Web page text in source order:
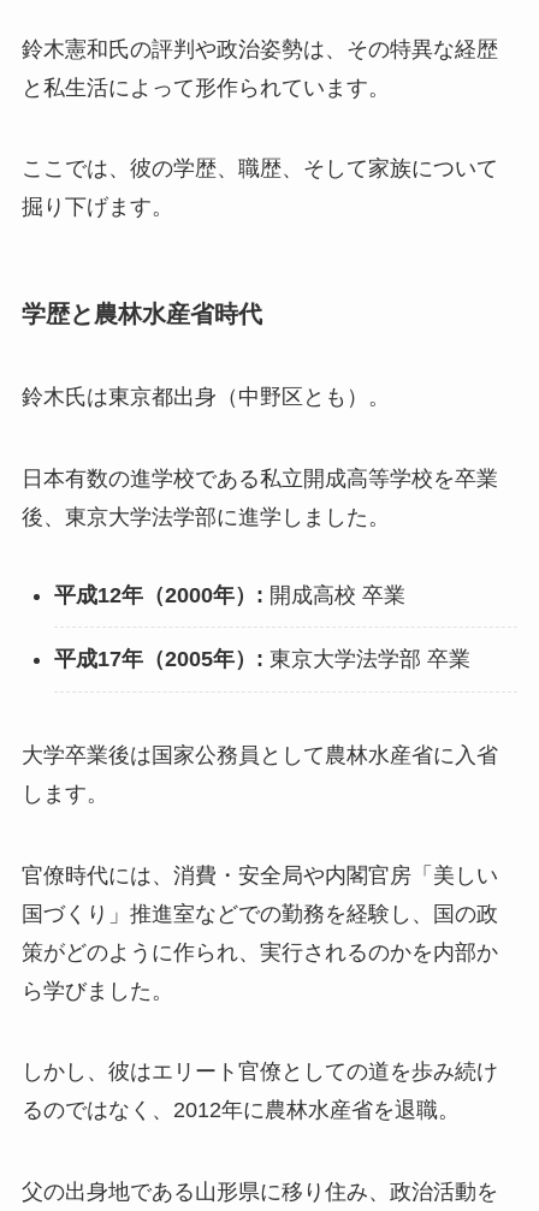
鈴木憲和氏の評判や政治姿勢は、その特異な経歴
と私生活によって形作られています。
ここでは、彼の学歴、職歴、そして家族について
掘り下げます。
学歴と農林水産省時代
鈴木氏は東京都出身（中野区とも）。
日本有数の進学校である私立開成高等学校を卒業
後、東京大学法学部に進学しました。
平成12年（2000年）: 開成高校 卒業
平成17年（2005年）: 東京大学法学部 卒業
大学卒業後は国家公務員として農林水産省に入省
します。
官僚時代には、消費・安全局や内閣官房「美しい
国づくり」推進室などでの勤務を経験し、国の政
策がどのように作られ、実行されるのかを内部か
ら学びました。
しかし、彼はエリート官僚としての道を歩み続け
るのではなく、2012年に農林水産省を退職。
父の出身地である山形県に移り住み、政治活動を